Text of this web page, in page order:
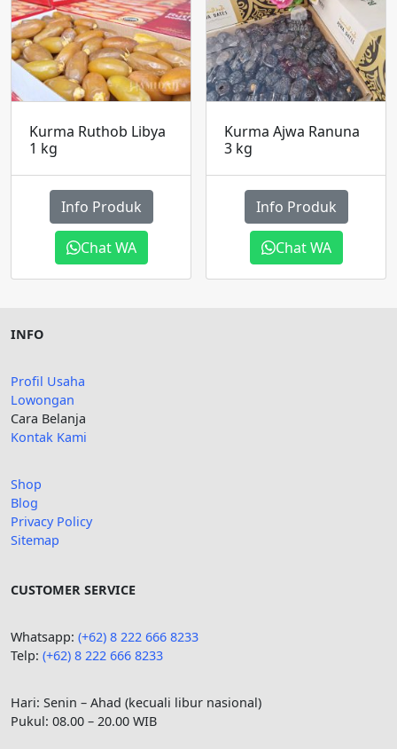
Kurma Ruthob Libya
1 kg
Info Produk
Chat WA
Kurma Ajwa Ranuna
3 kg
Info Produk
Chat WA
INFO
Profil Usaha
Lowongan
Cara Belanja
Kontak Kami
Shop
Blog
Privacy Policy
Sitemap
CUSTOMER SERVICE
Whatsapp: (+62) 8 222 666 8233
Telp: (+62) 8 222 666 8233
Hari: Senin – Ahad (kecuali libur nasional)
Pukul: 08.00 – 20.00 WIB